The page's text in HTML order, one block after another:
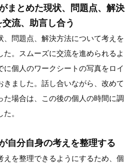
まとめた現状、問題点、解決
流、助言し合う
、問題点、解決方法について考えを
た。スムーズに交流を進められるよ
に個人のワークシートの写真をロイ
きました。話し合いながら、改めて
た場合は、この後の個人の時間に調
。
自分自身の考えを整理する
えを整理できるようにするため、個